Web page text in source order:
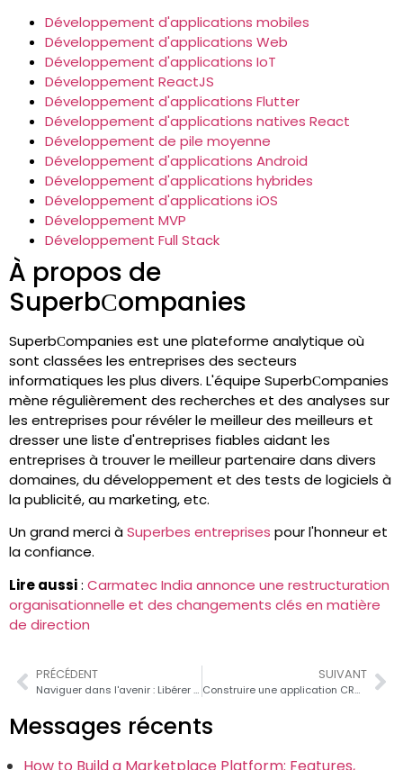
Développement d'applications mobiles
Développement d'applications Web
Développement d'applications IoT
Développement ReactJS
Développement d'applications Flutter
Développement d'applications natives React
Développement de pile moyenne
Développement d'applications Android
Développement d'applications hybrides
Développement d'applications iOS
Développement MVP
Développement Full Stack
À propos de
SuperbСompanies
SuperbСompanies est une plateforme analytique où
sont classées les entreprises des secteurs
informatiques les plus divers. L'équipe SuperbСompanies
mène régulièrement des recherches et des analyses sur
les entreprises pour révéler le meilleur des meilleurs et
dresser une liste d'entreprises fiables aidant les
entreprises à trouver le meilleur partenaire dans divers
domaines, du développement et des tests de logiciels à
la publicité, au marketing, etc.
Un grand merci àSuperbes entreprises pour l'honneur et
la confiance.
Lire aussi: Carmatec India annonce une restructuration
organisationnelle et des changements clés en matière
de direction
PRÉCÉDENT
Naviguer dans l'avenir : Libérer la puissance de l'IA dans les entreprises
SUIVANT
Construire une application CRUD avec Ruby on Rails : Guide pas à pas
Messages récents